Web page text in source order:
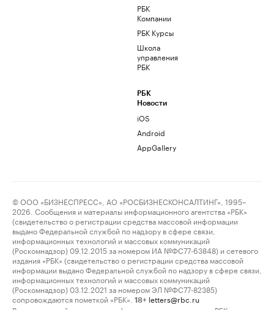
РБК
Компании
РБК Курсы
Школа
управления
РБК
РБК
Новости
iOS
Android
AppGallery
© ООО «БИЗНЕСПРЕСС», АО «РОСБИЗНЕСКОНСАЛТИНГ», 1995–
2026. Сообщения и материалы информационного агентства «РБК»
(свидетельство о регистрации средства массовой информации
выдано Федеральной службой по надзору в сфере связи,
информационных технологий и массовых коммуникаций
(Роскомнадзор) 09.12.2015 за номером ИА №ФС77-63848) и сетевого
издания «РБК» (свидетельство о регистрации средства массовой
информации выдано Федеральной службой по надзору в сфере связи,
информационных технологий и массовых коммуникаций
(Роскомнадзор) 03.12.2021 за номером ЭЛ №ФС77-82385)
сопровождаются пометкой «РБК».
18+ letters@rbc.ru